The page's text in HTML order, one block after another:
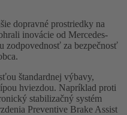
dopravné prostriedky na
inovácie od Mercedes-
zodpovednosť za bezpečnosť
štandardnej výbavy,
hviezdou. Napríklad proti
stabilizačný systém
Preventive Brake Assist